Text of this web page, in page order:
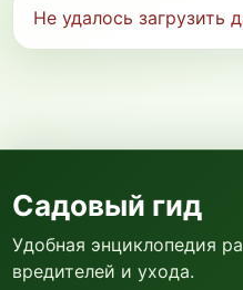
Не удалось загрузить
Садовый гид
Удобная энциклопедия
вредителей и ухода.